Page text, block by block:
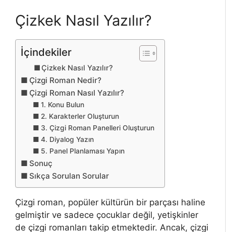
Çizkek Nasıl Yazılır?
İçindekiler
Çizkek Nasıl Yazılır?
Çizgi Roman Nedir?
Çizgi Roman Nasıl Yazılır?
1. Konu Bulun
2. Karakterler Oluşturun
3. Çizgi Roman Panelleri Oluşturun
4. Diyalog Yazın
5. Panel Planlaması Yapın
Sonuç
Sıkça Sorulan Sorular
Çizgi roman, popüler kültürün bir parçası haline
gelmiştir ve sadece çocuklar değil, yetişkinler
de çizgi romanları takip etmektedir. Ancak, çizgi